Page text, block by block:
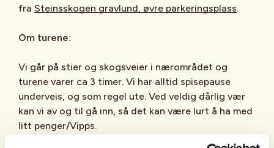
fra Steinsskogen gravlund, øvre parkeringsplass.
Om turene:
Vi går på stier og skogsveier i nærområdet og
turene varer ca 3 timer. Vi har alltid spisepause
underveis, og som regel ute. Ved veldig dårlig vær
kan vi av og til gå inn, så det kan være lurt å ha med
litt penger/Vipps.